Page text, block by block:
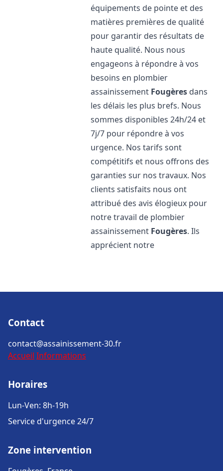
équipements de pointe et des
matières premières de qualité
pour garantir des résultats de
haute qualité. Nous nous
engageons à répondre à vos
besoins en plombier
assainissement Fougères dans
les délais les plus brefs. Nous
sommes disponibles 24h/24 et
7j/7 pour répondre à vos
urgence. Nos tarifs sont
compétitifs et nous offrons des
garanties sur nos travaux. Nos
clients satisfaits nous ont
attribué des avis élogieux pour
notre travail de plombier
assainissement Fougères. Ils
apprécient notre
Contact
contact@assainissement-30.fr
Accueil Informations
Horaires
Lun-Ven: 8h-19h
Service d'urgence 24/7
Zone intervention